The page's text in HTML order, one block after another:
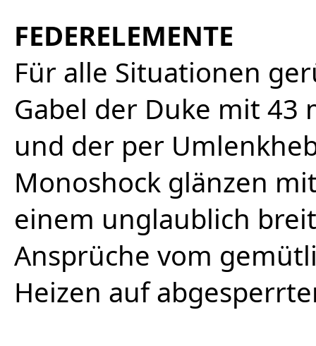
FEDERELEMENTE
Für alle Situationen
Gabel der Duke mit 43
und der per
Monoshock glänzen
einem unglaublich
Ansprüche vom
Heizen auf